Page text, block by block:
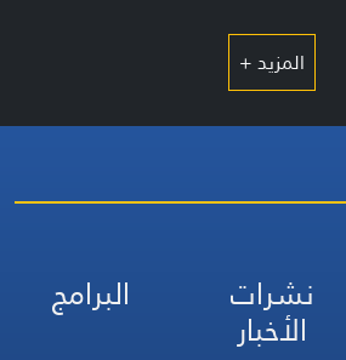
المزيد +
نشرات
الأخبار
البرامج